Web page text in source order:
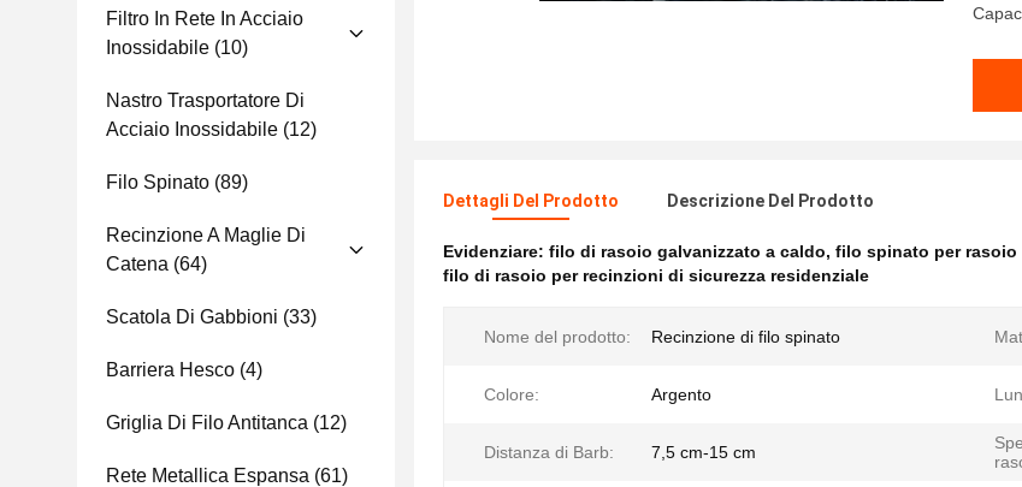
Filtro In Rete In Acciaio
Inossidabile (10)
Nastro Trasportatore Di
Acciaio Inossidabile (12)
Filo Spinato (89)
Recinzione A Maglie Di
Catena (64)
Scatola Di Gabbioni (33)
Barriera Hesco (4)
Griglia Di Filo Antitanca (12)
Rete Metallica Espansa (61)
Dettagli Del Prodotto Descrizione Del Prodotto
Evidenziare: filo di rasoio galvanizzato a caldo, filo spinato per rasoio
filo di rasoio per recinzioni di sicurezza residenziale
Nome del prodotto: Recinzione di filo spinato
Colore: Argento
Distanza di Barb: 7,5 cm-15 cm